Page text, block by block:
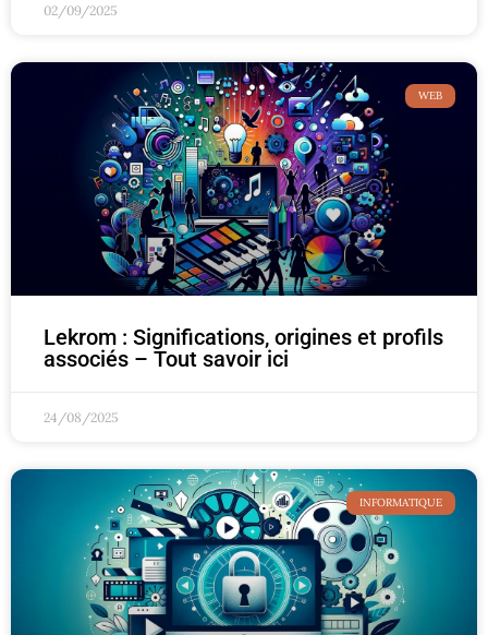
02/09/2025
WEB
Lekrom : Significations, origines et profils
associés – Tout savoir ici
24/08/2025
INFORMATIQUE